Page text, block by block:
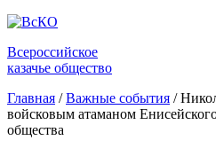
Всероссийское
казачье общество
Главная / Важные события /
войсковым атаманом
общества